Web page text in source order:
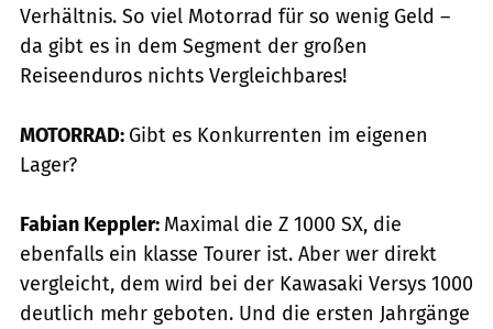
Verhältnis. So viel Motorrad für so wenig Geld –
da gibt es in dem Segment der großen
Reiseenduros nichts Vergleichbares!
MOTORRAD: Gibt es Konkurrenten im eigenen
Lager?
Fabian Keppler: Maximal die Z 1000 SX, die
ebenfalls ein klasse Tourer ist. Aber wer direkt
vergleicht, dem wird bei der Kawasaki Versys 1000
deutlich mehr geboten. Und die ersten Jahrgänge